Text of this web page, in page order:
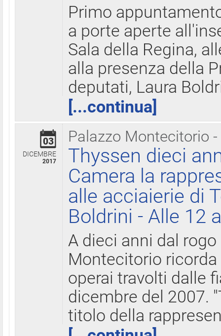
Primo
a porte aperte
Sala della Regina,
alla presenza della
deputati, Laura
[...continua]
Palazzo Montecitorio
03
DICEMBRE
2017
Thyssen dieci
Camera la
alle acciaierie di
Boldrini - Alle 12
A dieci anni dal
Montecitorio
operai travolti dalle
dicembre del 2007.
titolo della